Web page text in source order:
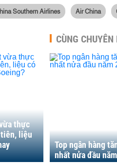
Southern Airlines Air China
thực
tiên, liệu
CÙNG CHUYÊN
Top ngân hàng
nhất nửa đầu